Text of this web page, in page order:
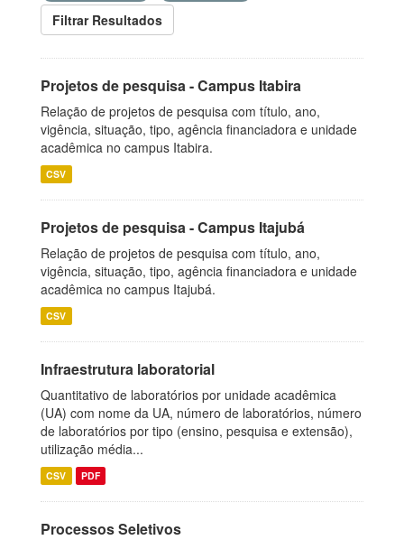
Filtrar Resultados
Projetos de pesquisa - Campus Itabira
Relação de projetos de pesquisa com título, ano,
vigência, situação, tipo, agência financiadora e unidade
acadêmica no campus Itabira.
CSV
Projetos de pesquisa - Campus Itajubá
Relação de projetos de pesquisa com título, ano,
vigência, situação, tipo, agência financiadora e unidade
acadêmica no campus Itajubá.
CSV
Infraestrutura laboratorial
Quantitativo de laboratórios por unidade acadêmica
(UA) com nome da UA, número de laboratórios, número
de laboratórios por tipo (ensino, pesquisa e extensão),
utilização média...
CSV PDF
Processos Seletivos